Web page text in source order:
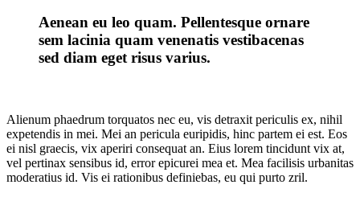
Aenean eu leo quam. Pellentesque ornare
sem lacinia quam venenatis vestibacenas
sed diam eget risus varius.
Alienum phaedrum torquatos nec eu, vis detraxit periculis ex, nihil
expetendis in mei. Mei an pericula euripidis, hinc partem ei est. Eos
ei nisl graecis, vix aperiri consequat an. Eius lorem tincidunt vix at,
vel pertinax sensibus id, error epicurei mea et. Mea facilisis urbanitas
moderatius id. Vis ei rationibus definiebas, eu qui purto zril.